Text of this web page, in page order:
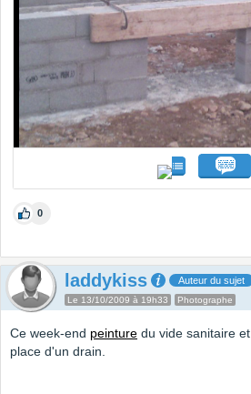
0
laddykiss Auteur du sujet
Le 13/10/2009 à 19h33 Photographe
Ce week-end peinture du vide sanitaire et
place d'un drain.